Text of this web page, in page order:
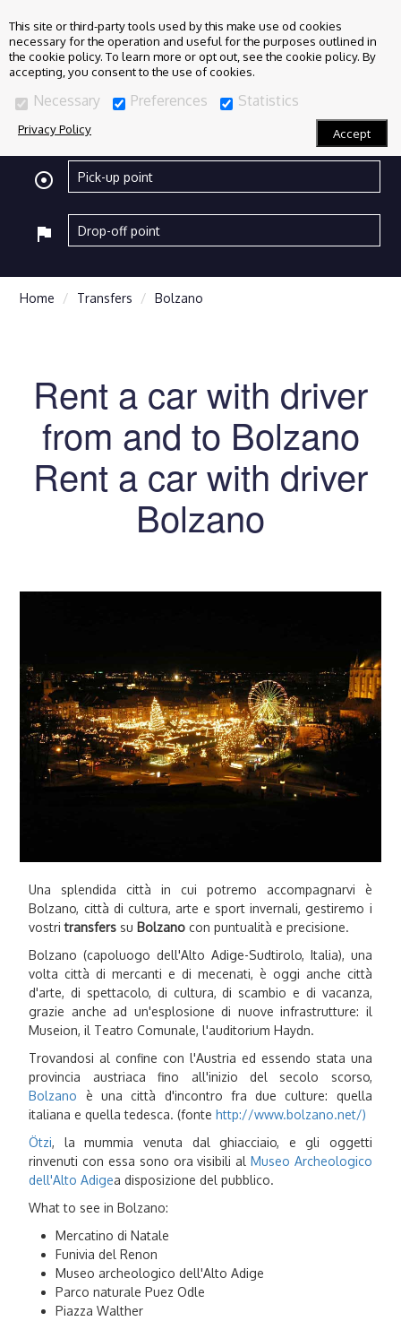
This site or third-party tools used by this make use od cookies
necessary for the operation and useful for the purposes outlined in
the cookie policy. To learn more or opt out, see the cookie policy. By
accepting, you consent to the use of cookies.
Necessary Preferences Statistics
Privacy Policy Accept
adjust
flag
Home Transfers Bolzano
Rent a car with driver
from and to Bolzano
Rent a car with driver
Bolzano
Una splendida città in cui potremo accompagnarvi è
Bolzano, città di cultura, arte e sport invernali, gestiremo i
vostritransfers su Bolzano con puntualità e precisione.
Bolzano (capoluogo dell'Alto Adige-Sudtirolo, Italia), una
volta città di mercanti e di mecenati, è oggi anche città
d'arte, di spettacolo, di cultura, di scambio e di vacanza,
grazie anche ad un'esplosione di nuove infrastrutture: il
Museion, il Teatro Comunale, l'auditorium Haydn.
Trovandosi al confine con l'Austria ed essendo stata una
provincia austriaca fino all'inizio del secolo scorso,
Bolzano è una città d'incontro fra due culture: quella
italiana e quella tedesca. (fontehttp://www.bolzano.net/)
Ötzi, la mummia venuta dal ghiacciaio, e gli oggetti
rinvenuti con essa sono ora visibili al Museo Archeologico
dell'Alto Adigea disposizione del pubblico.
What to see in Bolzano:
Mercatino di Natale
Funivia del Renon
Museo archeologico dell'Alto Adige
Parco naturale Puez Odle
Piazza Walther